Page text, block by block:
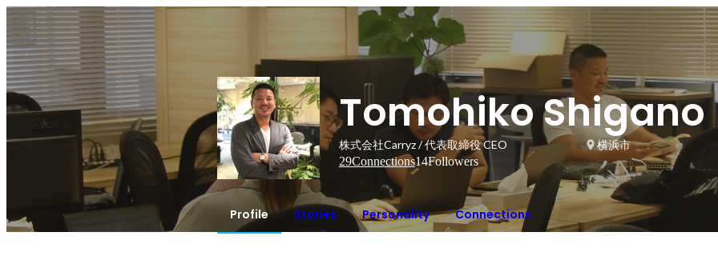
Tomohiko Shigano
株式会社Carryz / 代表取締役 CEO
横浜市
29Connections14Followers
Profile Stories Personality Connections